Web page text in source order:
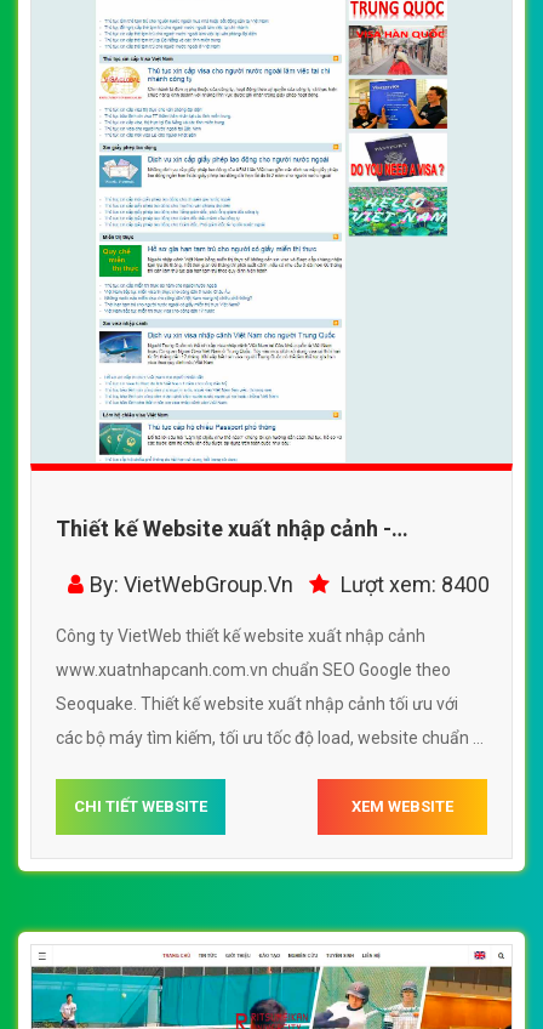
Thiết kế Website xuất nhập cảnh -
www.xuatnhapcanh.com.vn -
By: VietWebGroup.Vn Lượt xem: 8400
Công ty VietWeb thiết kế website xuất nhập cảnh
www.xuatnhapcanh.com.vn chuẩn SEO Google theo
Seoquake. Thiết kế website xuất nhập cảnh tối ưu với
các bộ máy tìm kiếm, tối ưu tốc độ load, website chuẩn UI
nhập cảnh www.xuatnhapcanh.com.vn
CHI TIẾT WEBSITE XEM WEBSITE